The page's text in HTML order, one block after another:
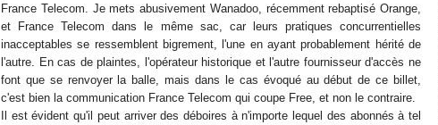
France Telecom. Je mets abusivement Wanadoo, récemment rebaptisé Orange,
et France Telecom dans le même sac, car leurs pratiques concurrentielles
inacceptables se ressemblent bigrement, l'une en ayant probablement hérité de
l'autre. En cas de plaintes, l'opérateur historique et l'autre fournisseur d'accès ne
font que se renvoyer la balle, mais dans le cas évoqué au début de ce billet,
c'est bien la communication France Telecom qui coupe Free, et non le contraire.
Il est évident qu'il peut arriver des déboires à n'importe lequel des abonnés à tel